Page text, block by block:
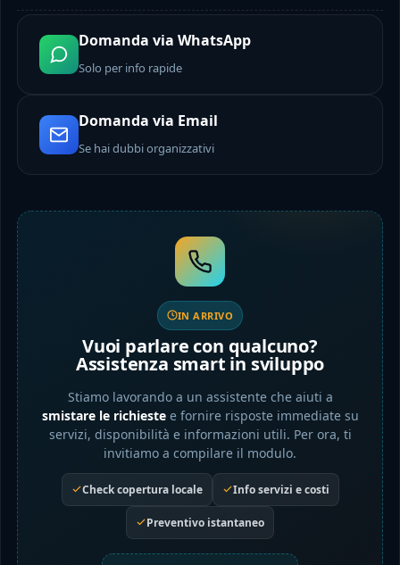
Domanda via WhatsApp
Solo per info rapide
Domanda via Email
Se hai dubbi organizzativi
IN ARRIVO
Vuoi parlare con qualcuno?
Assistenza smart in sviluppo
Stiamo lavorando a un assistente che aiuti a
smistare le richiestee fornire risposte immediate su
servizi, disponibilità e informazioni utili. Per ora, ti
invitiamo a compilare il modulo.
Check copertura locale Info servizi e costi
Preventivo istantaneo